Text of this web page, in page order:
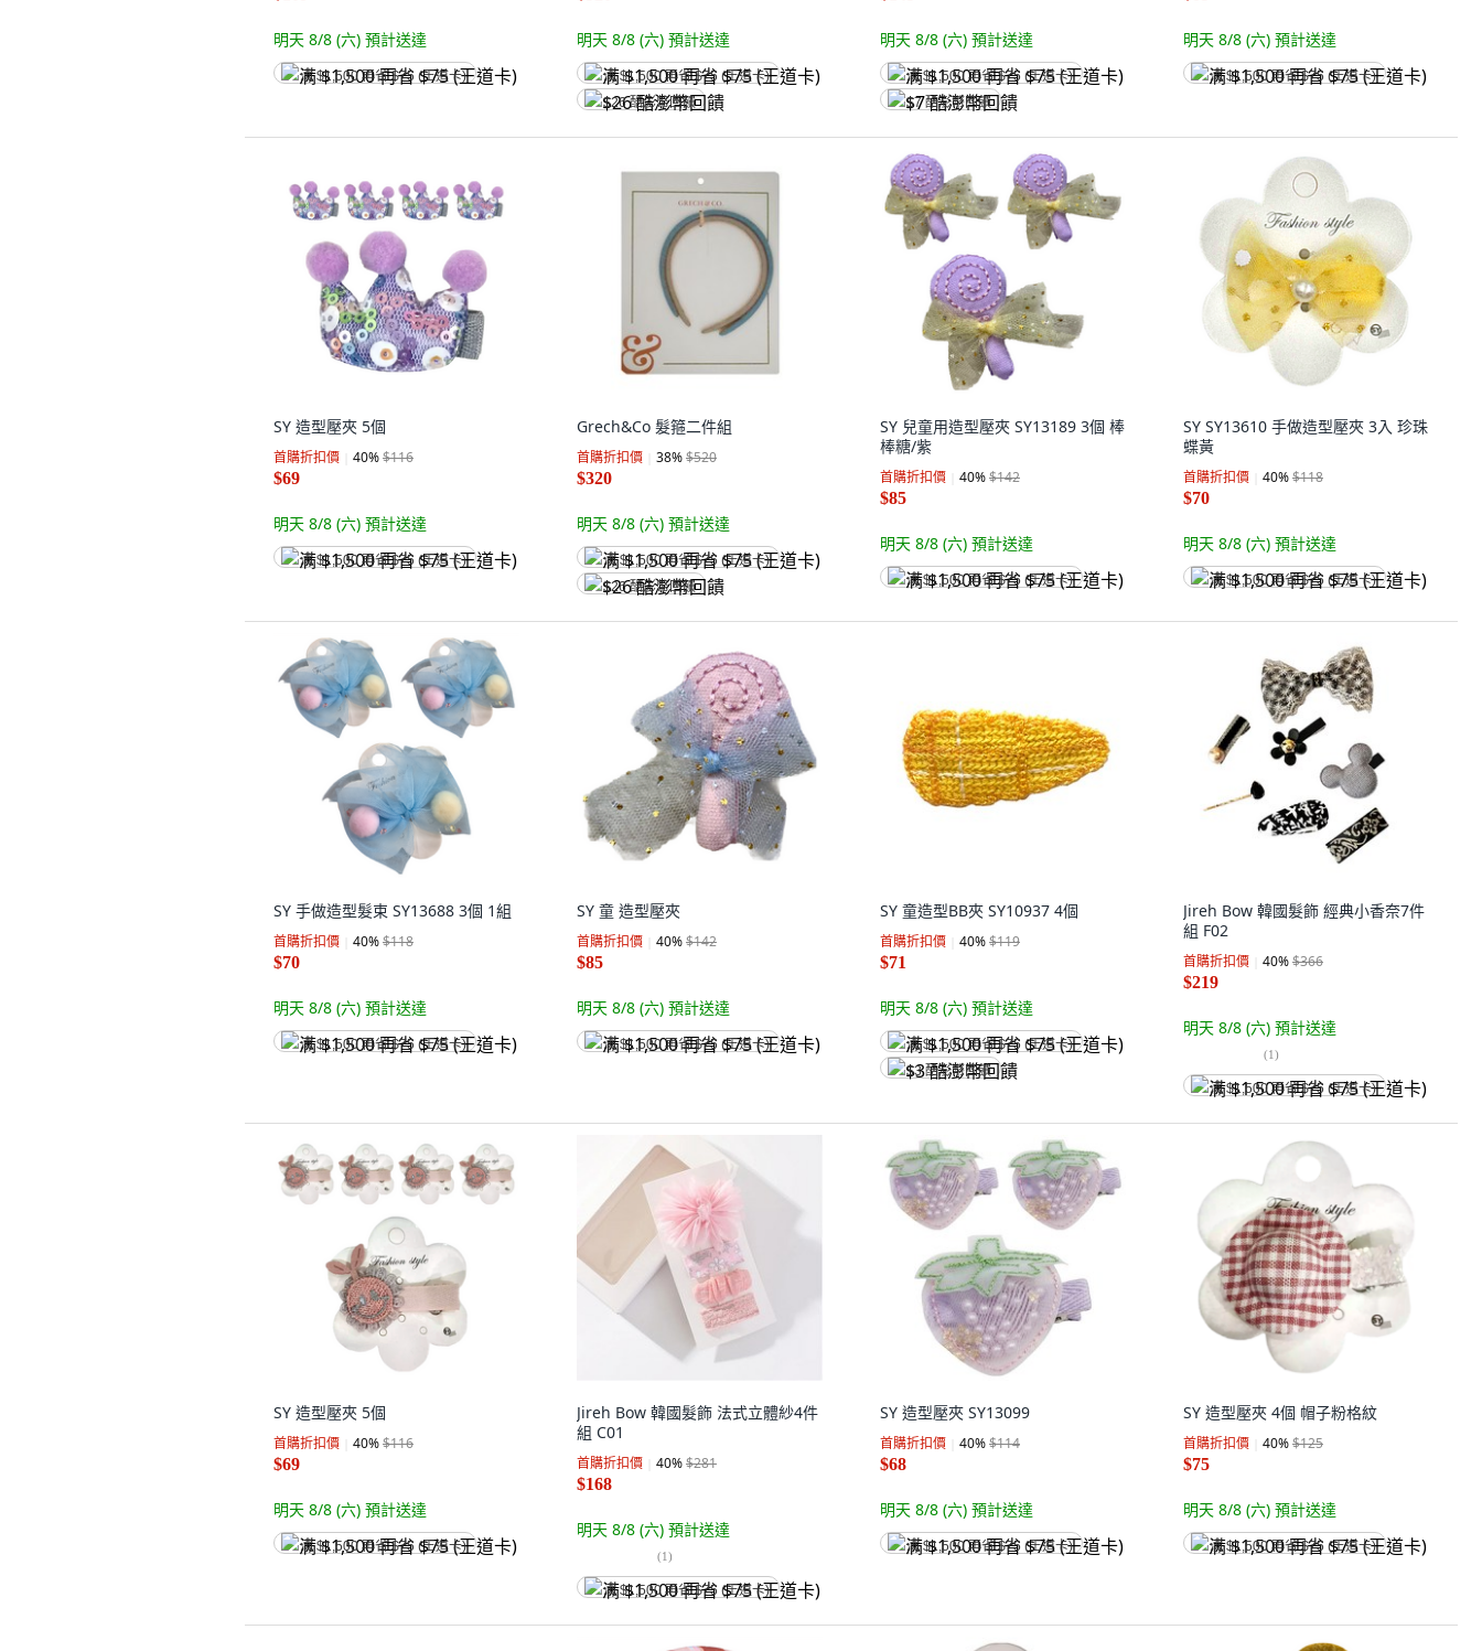
明天 8/8 (六) 預計送達
满 $1,500 再省 $75 (王道卡)
明天 8/8 (六) 預計送達
满 $1,500 再省 $75 (王道卡)
$26 酷澎幣回饋
明天 8/8 (六) 預計送達
满 $1,500 再省 $75 (王道卡)
$7 酷澎幣回饋
明天 8/8 (六) 預計送達
满 $1,500 再省 $75 (王道卡)
SY 造型壓夾 5個
首購折扣價 40%$116
$69
明天 8/8 (六) 預計送達
满 $1,500 再省 $75 (王道卡)
Grech&Co 髮箍二件組
首購折扣價 38%$520
$320
明天 8/8 (六) 預計送達
满 $1,500 再省 $75 (王道卡)
$26 酷澎幣回饋
SY 兒童用造型壓夾 SY13189 3個 棒
棒糖/紫
首購折扣價 40%$142
$85
明天 8/8 (六) 預計送達
满 $1,500 再省 $75 (王道卡)
SY SY13610 手做造型壓夾 3入 珍珠
蝶黃
首購折扣價 40%$118
$70
明天 8/8 (六) 預計送達
满 $1,500 再省 $75 (王道卡)
SY 手做造型髮束 SY13688 3個 1組
首購折扣價 40%$118
$70
明天 8/8 (六) 預計送達
满 $1,500 再省 $75 (王道卡)
SY 童 造型壓夾
首購折扣價 40%$142
$85
明天 8/8 (六) 預計送達
满 $1,500 再省 $75 (王道卡)
SY 童造型BB夾 SY10937 4個
首購折扣價 40%$119
$71
明天 8/8 (六) 預計送達
满 $1,500 再省 $75 (王道卡)
$3 酷澎幣回饋
Jireh Bow 韓國髮飾 經典小香奈7件
組 F02
首購折扣價 40%$366
$219
明天 8/8 (六) 預計送達
(1)
满 $1,500 再省 $75 (王道卡)
SY 造型壓夾 5個
首購折扣價 40%$116
$69
明天 8/8 (六) 預計送達
满 $1,500 再省 $75 (王道卡)
Jireh Bow 韓國髮飾 法式立體紗4件
組 C01
首購折扣價 40%$281
$168
明天 8/8 (六) 預計送達
(1)
满 $1,500 再省 $75 (王道卡)
SY 造型壓夾 SY13099
首購折扣價 40%$114
$68
明天 8/8 (六) 預計送達
满 $1,500 再省 $75 (王道卡)
SY 造型壓夾 4個 帽子粉格紋
首購折扣價 40%$125
$75
明天 8/8 (六) 預計送達
满 $1,500 再省 $75 (王道卡)